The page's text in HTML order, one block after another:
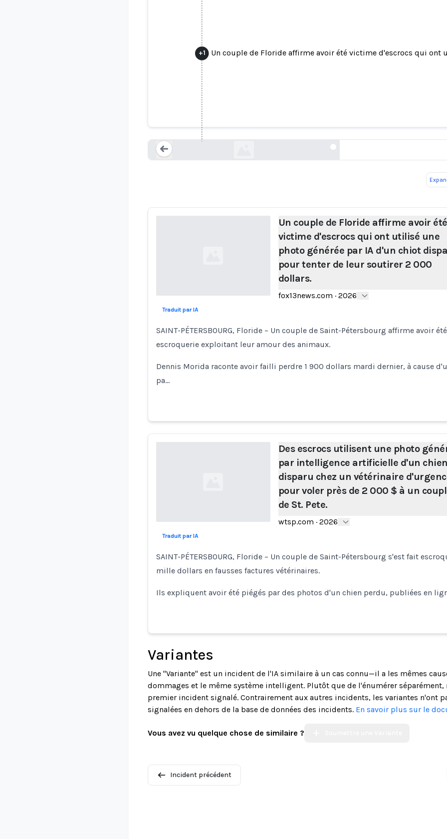
+1 Un couple de Floride affirme avoir été victime d'escrocs qui
Loading...
Un couple de Floride affirme avoir été victime d'escrocs
une photo générée par IA d'un chiot disparu pour tenter
Un couple de Floride affirme avoir été
victime d'escrocs qui ont utilisé une
photo générée par IA d'un chiot
pour tenter de leur soutirer 2 000
dollars.
fox13news.com · 2026
Traduit par IA
SAINT-PÉTERSBOURG, Floride – Un couple de Saint-Pétersbourg affirme avoir
escroquerie exploitant leur amour des animaux.
Dennis Morida raconte avoir failli perdre 1 900 dollars mardi dernier, à cause
pa…
Des escrocs utilisent une photo
par intelligence artificielle d'un chien
disparu chez un vétérinaire
pour voler près de 2 000 $ à un
de St. Pete.
wtsp.com · 2026
Traduit par IA
SAINT-PÉTERSBOURG, Floride – Un couple de Saint-Pétersbourg s'est fait
mille dollars en fausses factures vétérinaires.
Ils expliquent avoir été piégés par des photos d'un chien perdu, publiées en
Variantes
Une "Variante" est un incident de l'IA similaire à un cas connu—il a les mêmes
dommages et le même système intelligent. Plutôt que de l'énumérer
premier incident signalé. Contrairement aux autres incidents, les variantes n'ont
signalées en dehors de la base de données des incidents. En savoir plus sur le
Vous avez vu quelque chose de similaire ?
Incident précédent